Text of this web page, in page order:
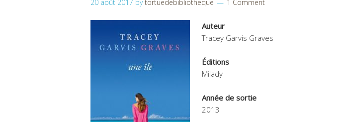
20 août 2017 bytortuedebibliotheque 1 Comment
Auteur
Tracey Garvis Graves
Éditions
Milady
Année de sortie
2013